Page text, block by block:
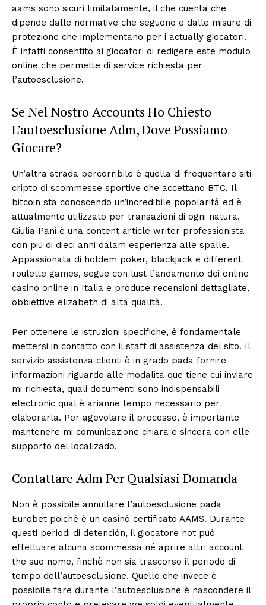
aams sono sicuri limitatamente, il che cuenta che
dipende dalle normative che seguono e dalle misure di
protezione che implementano per i actually giocatori.
È infatti consentito ai giocatori di redigere este modulo
online che permette di service richiesta per
l’autoesclusione.
Se Nel Nostro Accounts Ho Chiesto
L’autoesclusione Adm, Dove Possiamo
Giocare?
Un’altra strada percorribile è quella di frequentare siti
cripto di scommesse sportive che accettano BTC. Il
bitcoin sta conoscendo un’incredibile popolarità ed è
attualmente utilizzato per transazioni di ogni natura.
Giulia Pani è una content article writer professionista
con più di dieci anni dalam esperienza alle spalle.
Appassionata di holdem poker, blackjack e different
roulette games, segue con lust l’andamento dei online
casino online in Italia e produce recensioni dettagliate,
obbiettive elizabeth di alta qualità.
Per ottenere le istruzioni specifiche, è fondamentale
mettersi in contatto con il staff di assistenza del sito. Il
servizio assistenza clienti è in grado pada fornire
informazioni riguardo alle modalità que tiene cui inviare
mi richiesta, quali documenti sono indispensabili
electronic qual è arianne tempo necessario per
elaborarla. Per agevolare il processo, è importante
mantenere mi comunicazione chiara e sincera con elle
supporto del localizado.
Contattare Adm Per Qualsiasi Domanda
Non è possibile annullare l’autoesclusione pada
Eurobet poiché è un casinò certificato AAMS. Durante
questi periodi di detención, il giocatore not può
effettuare alcuna scommessa né aprire altri account
the suo nome, finchè non sia trascorso il periodo di
tempo dell’autoesclusione. Quello che invece è
possibile fare durante l’autoesclusione è nascondere il